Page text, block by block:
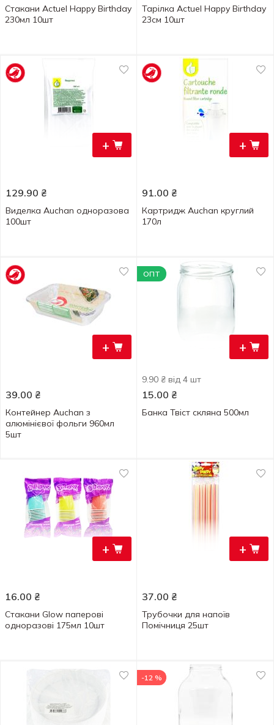
Стакани Actuel Happy Birthday
230мл 10шт
Тарілка Actuel Happy Birthday
23см 10шт
+
129.90 ₴
Виделка Auchan одноразова
100шт
+
91.00 ₴
Картридж Auchan круглий
170л
+
39.00 ₴
Контейнер Auchan з
алюмінієвої фольги 960мл
5шт
+
ОПТ
9.90 ₴ від 4 шт
15.00 ₴
Банка Твіст скляна 500мл
+
16.00 ₴
Стакани Glow паперові
одноразові 175мл 10шт
+
37.00 ₴
Трубочки для напоїв
Помічниця 25шт
-12 %